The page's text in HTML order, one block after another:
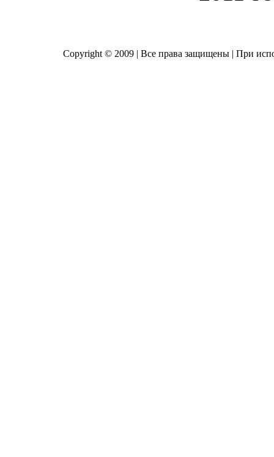
Copyright © 2009 | Все права защищены | При